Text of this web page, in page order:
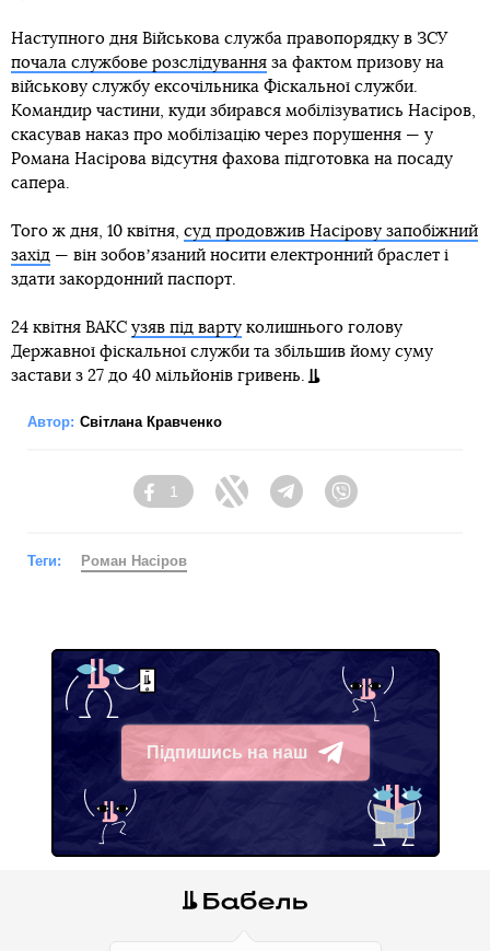
Наступного дня Військова служба правопорядку в ЗСУ
почала службове розслідування за фактом призову на
військову службу ексочільника Фіскальної служби.
Командир частини, куди збирався мобілізуватись Насіров,
скасував наказ про мобілізацію через порушення — у
Романа Насірова відсутня фахова підготовка на посаду
сапера.
Того ж дня, 10 квітня, суд продовжив Насірову запобіжний
захід — він зобовʼязаний носити електронний браслет і
здати закордонний паспорт.
24 квітня ВАКС узяв під варту колишнього голову
Державної фіскальної служби та збільшив йому суму
застави з 27 до 40 мільйонів гривень.
Автор: Світлана Кравченко
Facebook
1
Twitter TelegramViber
Теги: Роман Насіров
Підпишись на наш
Telegram